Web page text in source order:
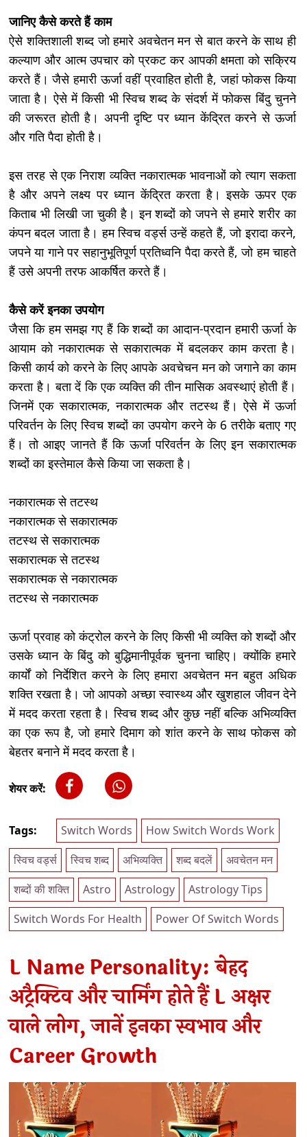
जानिए कैसे करते हैं काम
ऐसे शक्तिशाली शब्द जो हमारे अवचेतन मन से बात करने के साथ ही
कल्याण और आत्म उपचार को प्रकट कर आपकी क्षमता को सक्रिय
करते हैं। जैसे हमारी ऊर्जा वहीं प्रवाहित होती है, जहां फोकस किया
जाता है। ऐसे में किसी भी स्विच शब्द के संदर्श में फोकस बिंदु चुनने
की जरूरत होती है। अपनी दृष्टि पर ध्यान केंद्रित करने से ऊर्जा
और गति पैदा होती है।
इस तरह से एक निराश व्यक्ति नकारात्मक भावनाओं को त्याग सकता
है और अपने लक्ष्य पर ध्यान केंद्रित करता है। इसके ऊपर एक
किताब भी लिखी जा चुकी है। इन शब्दों को जपने से हमारे शरीर का
कंपन बदल जाता है। हम स्विच वर्ड्स उन्हें कहते हैं, जो इरादा करने,
जपने या गाने पर सहानुभूतिपूर्ण प्रतिध्वनि पैदा करते हैं, जो हम चाहते
हैं उसे अपनी तरफ आकर्षित करते हैं।
कैसे करें इनका उपयोग
जैसा कि हम समझ गए हैं कि शब्दों का आदान-प्रदान हमारी ऊर्जा के
आयाम को नकारात्मक से सकारात्मक में बदलकर काम करता है।
किसी कार्य को करने के लिए आपके अवचेचन मन को जगाने का काम
करता है। बता दें कि एक व्यक्ति की तीन मासिक अवस्थाएं होती हैं।
जिनमें एक सकारात्मक, नकारात्मक और तटस्थ हैं। ऐसे में ऊर्जा
परिवर्तन के लिए स्विच शब्दों का उपयोग करने के 6 तरीके बताए गए
हैं। तो आइए जानते हैं कि ऊर्जा परिवर्तन के लिए इन सकारात्मक
शब्दों का इस्तेमाल कैसे किया जा सकता है।
नकारात्मक से तटस्थ
नकारात्मक से सकारात्मक
तटस्थ से सकारात्मक
सकारात्मक से तटस्थ
सकारात्मक से नकारात्मक
तटस्थ से नकारात्मक
ऊर्जा प्रवाह को कंट्रोल करने के लिए किसी भी व्यक्ति को शब्दों और
उसके ध्यान के बिंदु को बुद्धिमानीपूर्वक चुनना चाहिए। क्योंकि हमारे
कार्यों को निर्देशित करने के लिए हमारा अवचेतन मन बहुत अधिक
शक्ति रखता है। जो आपको अच्छा स्वास्थ्य और खुशहाल जीवन देने
में मदद करता रहता है। स्विच शब्द और कुछ नहीं बल्कि अभिव्यक्ति
का एक रूप है, जो हमारे दिमाग को शांत करने के साथ फोकस को
बेहतर बनाने में मदद करता है।
शेयर करें:
Tags: Switch Words
How Switch Words Work
स्विच वर्ड्स
स्विच शब्द अभिव्यक्ति शब्द बदलें
अवचेतन मन
शब्दों की शक्ति
Astro Astrology
Astrology Tips
Switch Words For Health
Power Of Switch Words
L Name Personality: बेहद
अट्रैक्टिव और चार्मिंग होते हैं L अक्षर
वाले लोग, जानें इनका स्वभाव और
Career Growth